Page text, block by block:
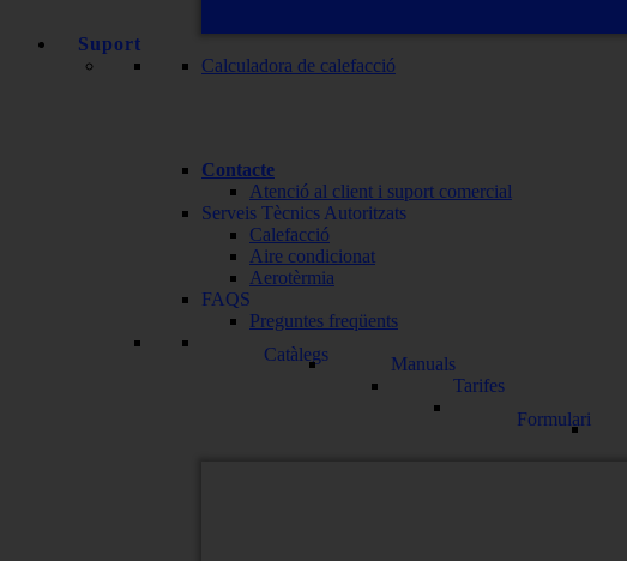
Suport
Calculadora de calefacció
Contacte
Atenció al client i suport comercial
Serveis Tècnics Autoritzats
Calefacció
Aire condicionat
Aerotèrmia
FAQS
Preguntes freqüents
Catàlegs
Manuals
Tarifes
Formulari